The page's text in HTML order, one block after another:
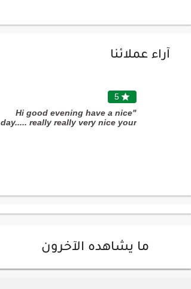
آراء عملائنا
5
"Hi good evening have a nice
day..... really really very nice your
ما يشاهده الآخرون